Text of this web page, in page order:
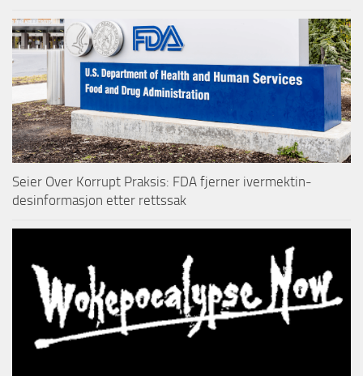
Seier Over Korrupt Praksis: FDA fjerner ivermektin-
desinformasjon etter rettssak